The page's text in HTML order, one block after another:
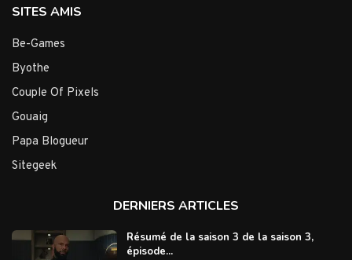
SITES AMIS
Be-Games
Byothe
Couple Of Pixels
Gouaig
Papa Blogueur
Sitegeek
DERNIERS ARTICLES
Résumé de la saison 3 de la saison 3,
épisode...